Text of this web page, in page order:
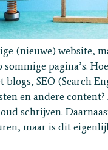
(nieuwe) website,
pagina’s.
SEO (Search
en andere content?
schrijven.
maar is dit